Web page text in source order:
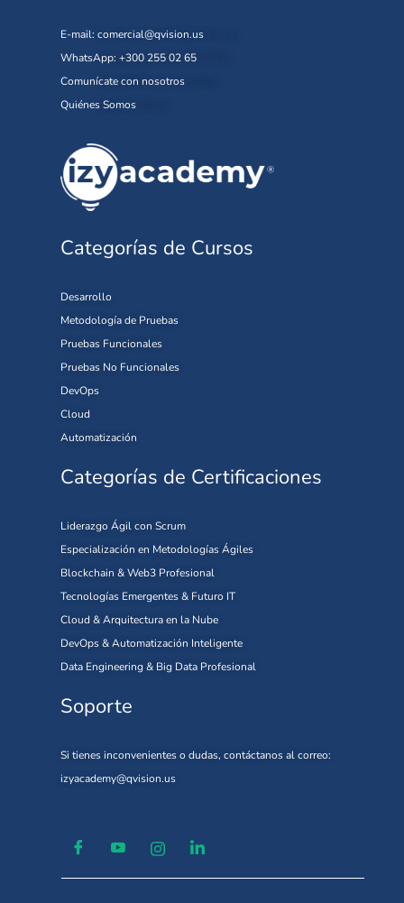
E-mail: comercial@qvision.us
WhatsApp: +300 255 02 65
Comunícate con nosotros
Quiénes Somos
Categorías de Cursos
Desarrollo
Metodología de Pruebas
Pruebas Funcionales
Pruebas No Funcionales
DevOps
Cloud
Automatización
Categorías de Certificaciones
Liderazgo Ágil con Scrum
Especialización en Metodologías Ágiles
Blockchain & Web3 Profesional
Tecnologías Emergentes & Futuro IT
Cloud & Arquitectura en la Nube
DevOps & Automatización Inteligente
Data Engineering & Big Data Profesional
Soporte
Si tienes inconvenientes o dudas, contáctanos al correo:
izyacademy@qvision.us